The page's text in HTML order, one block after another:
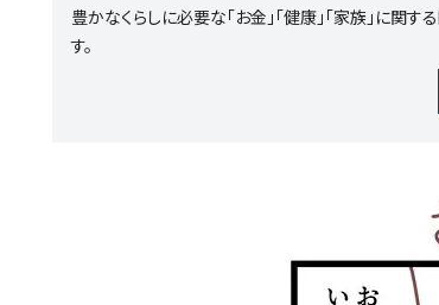
豊かなくらしに必要な「お金」「健康」「家族」に
す。